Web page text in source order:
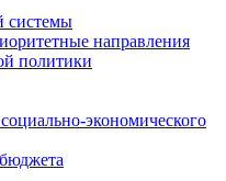
системы
направления
политики
экономического